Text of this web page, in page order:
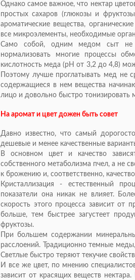
Однако самое важное, что нектар
простых сахаров (глюкозы и
ароматические вещества,
все микроэлементы, необходимые
Само собой, одним медом сыт не
нормализовать многие процессы
кислотность меда (pH от 3,2 до 4,8)
Поэтому лучше проглатывать мед не
содержащиеся в нем вещества
лицо и довольно быстро тонизировать
На аромат и цвет дожен быть совет
Давно известно, что самый
дешевые и менее качественные
В основном цвет и качество
собственного метаболизма пчел, а не
к брожению и, соответственно,
Кристаллизация - естественный
показатели она никак не влияет.
скорость этого процесса зависит от
больше, тем быстрее загустеет
фруктозы.
При большем содержании
расслоений. Традиционно темные
Светлые быстро теряют текучие
И все же цвет, по мнению
зависит от красящих веществ